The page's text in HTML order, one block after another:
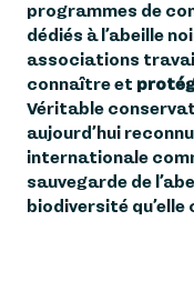
programmes de
dédiés à l’abeille
associations
connaître et
Véritable
aujourd’hui
internationale
sauvegarde de
biodiversité